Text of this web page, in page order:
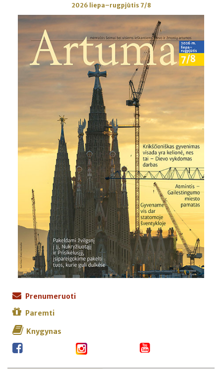
2026 liepa–rugpjūtis 7/8
Prenumeruoti
Paremti
Knygynas